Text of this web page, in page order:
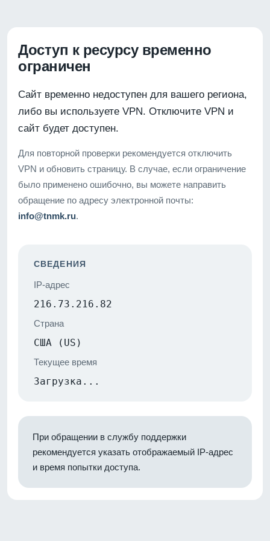
Доступ к ресурсу временно
ограничен
Сайт временно недоступен для вашего региона,
либо вы используете VPN. Отключите VPN и
сайт будет доступен.
Для повторной проверки рекомендуется отключить
VPN и обновить страницу. В случае, если ограничение
было применено ошибочно, вы можете направить
обращение по адресу электронной почты:
info@tnmk.ru.
СВЕДЕНИЯ
IP-адрес
216.73.216.82
Страна
США (US)
Текущее время
Загрузка...
При обращении в службу поддержки
рекомендуется указать отображаемый IP-адрес
и время попытки доступа.